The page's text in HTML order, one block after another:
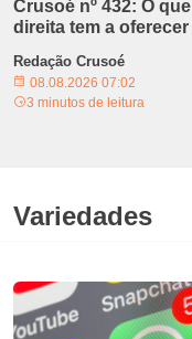
Crusoé nº 432: O
direita tem a oferecer
Redação Crusoé
08.08.2026 07:02
3 minutos de leitura
Variedades